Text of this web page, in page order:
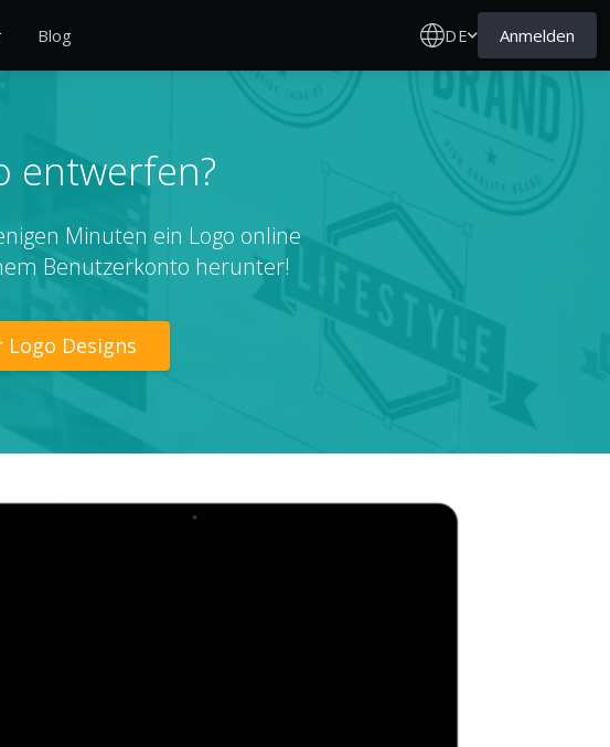
Blog DE Anmelden
entwerfen?
Minuten ein Logo online
Benutzerkonto herunter!
Designs